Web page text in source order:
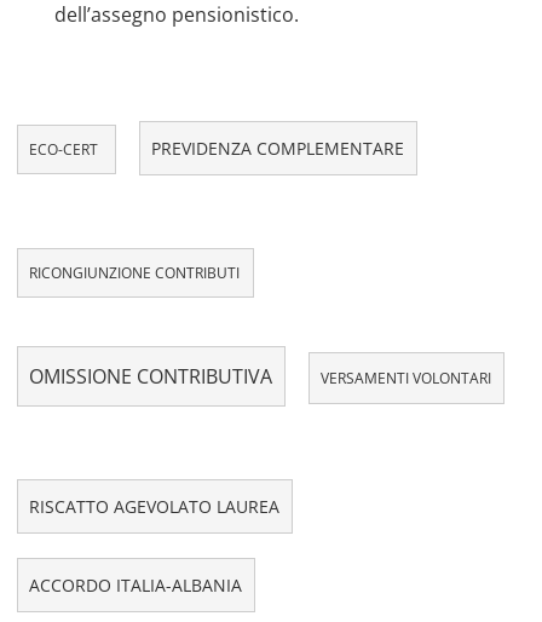
dell’assegno pensionistico.
ECO-CERT PREVIDENZA COMPLEMENTARE
RICONGIUNZIONE CONTRIBUTI
OMISSIONE CONTRIBUTIVA VERSAMENTI VOLONTARI
RISCATTO AGEVOLATO LAUREA
ACCORDO ITALIA-ALBANIA